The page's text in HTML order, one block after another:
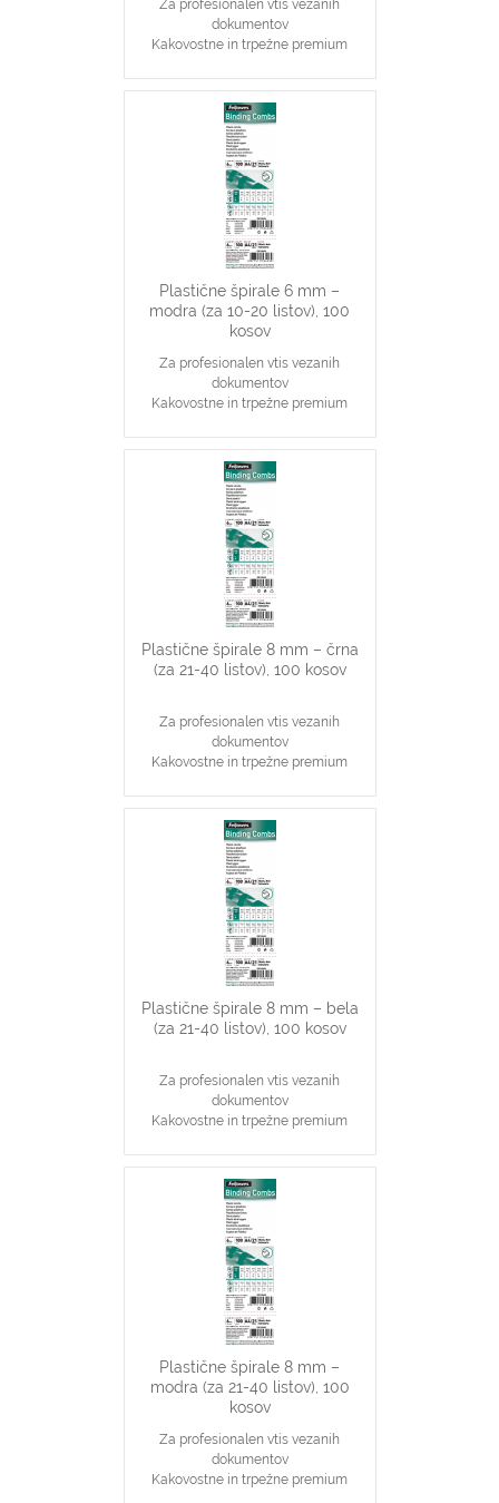
Za profesionalen vtis vezanih
dokumentov
Kakovostne in trpežne premium
Najpopularnjši, ekonomičen in
vsestranski našin vezave dokumentov
6 mm špirale primerne za vezavo 2-
20 stranskih dokumentov
Primerno za katerikoli aparat za
plastične špirale na 21 lukenj, ki veže
do 20 listov
Plastične špirale 6 mm –
modra (za 10-20 listov), 100
kosov
Za profesionalen vtis vezanih
dokumentov
Kakovostne in trpežne premium
Najpopularnjši, ekonomičen in
vsestranski našin vezave dokumentov
6 mm špirale primerne za vezavo 2-
20 stranskih dokumentov
Primerno za katerikoli aparat za
plastične špirale na 21 lukenj, ki veže
do 20 listov
Plastične špirale 8 mm – črna
(za 21-40 listov), 100 kosov
Za profesionalen vtis vezanih
dokumentov
Kakovostne in trpežne premium
Najpopularnjši, ekonomičen in
vsestranski našin vezave dokumentov
8 mm špirale primerne za vezavo 21-
40 stranskih dokumentov
Primerno za katerikoli aparat za
plastične špirale na 21 lukenj, ki veže
do 40 listov
Plastične špirale 8 mm – bela
(za 21-40 listov), 100 kosov
Za profesionalen vtis vezanih
dokumentov
Kakovostne in trpežne premium
Najpopularnjši, ekonomičen in
vsestranski našin vezave dokumentov
8 mm špirale primerne za vezavo 21-
40 stranskih dokumentov
Primerno za katerikoli aparat za
plastične špirale na 21 lukenj, ki veže
do 40 listov
Plastične špirale 8 mm –
modra (za 21-40 listov), 100
kosov
Za profesionalen vtis vezanih
dokumentov
Kakovostne in trpežne premium